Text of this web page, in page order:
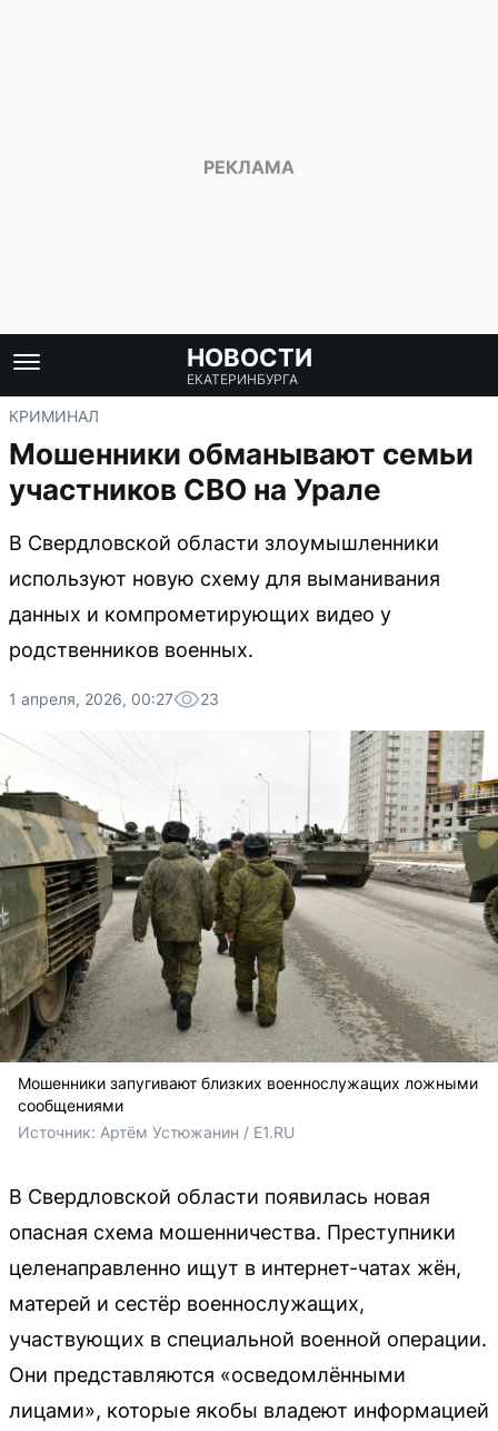
НОВОСТИ
ЕКАТЕРИНБУРГА
КРИМИНАЛ
Мошенники обманывают семьи
участников СВО на Урале
В Свердловской области злоумышленники
используют новую схему для выманивания
данных и компрометирующих видео у
родственников военных.
1 апреля, 2026, 00:27 23
Мошенники запугивают близких военнослужащих ложными
сообщениями
Источник: Артём Устюжанин / E1.RU
В Свердловской области появилась новая
опасная схема мошенничества. Преступники
целенаправленно ищут в интернет-чатах жён,
матерей и сестёр военнослужащих,
участвующих в специальной военной операции.
Они представляются «осведомлёнными
лицами», которые якобы владеют информацией